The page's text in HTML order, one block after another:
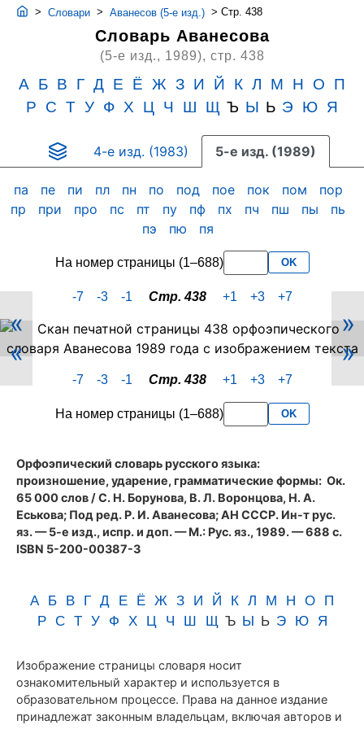
> Словари > Аванесов (5-е изд.) > Стр. 438
Словарь Аванесова
(5-е изд., 1989), стр. 438
А Б В Г Д Е Ё Ж З И Й К Л М Н О
П
Р
С Т У Ф Х Ц Ч Ш Щ Ъ Ы Ь Э Ю Я
4-е изд. (1983) 5-е изд. (1989)
па пе пи пл пн по под пое пок пом
пор
пр
при про пс пт пу пф пх пч пш пы
пь
пэ
пю пя
На номер страницы (1–688) OK
-7 -3 -1 Стр. 438 +1 +3 +7
Скан
PDF-
страницы
438
Аванесова
«
»
«
»
-7 -3 -1 Стр. 438 +1 +3 +7
На номер страницы (1–688) OK
Орфоэпический словарь русского языка:
произношение, ударение, грамматические формы: Ок.
65 000 слов / С. Н. Борунова, В. Л. Воронцова, Н. А.
Еськова; Под ред. Р. И. Аванесова; АН СССР. Ин-т рус.
яз. — 5-е изд., испр. и доп. — М.: Рус. яз., 1989. — 688 с.
ISBN 5-200-00387-3
А Б В Г Д Е Ё Ж З И Й К Л М Н О П
Р С Т У Ф Х Ц Ч Ш Щ Ъ Ы Ь Э Ю Я
Изображение страницы словаря носит
ознакомительный характер и используется в
образовательном процессе. Права на данное издание
принадлежат законным владельцам, включая авторов и